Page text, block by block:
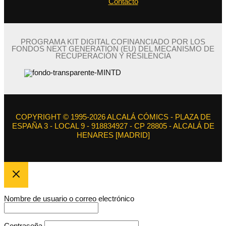
PROGRAMA KIT DIGITAL COFINANCIADO POR LOS
FONDOS NEXT GENERATION (EU) DEL MECANISMO DE
RECUPERACIÓN Y RESILENCIA
COPYRIGHT © 1995-2026 ALCALÁ CÓMICS - PLAZA DE
ESPAÑA 3 - LOCAL 9 - 918834927 - CP 28805 - ALCALÁ DE
HENARES [MADRID]
Nombre de usuario o correo electrónico